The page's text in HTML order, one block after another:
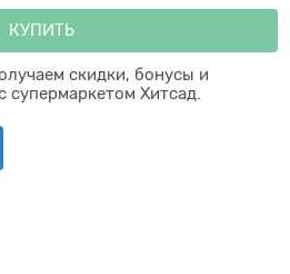
КУПИТЬ
скидки, бонусы и
супермаркетом Хитсад.